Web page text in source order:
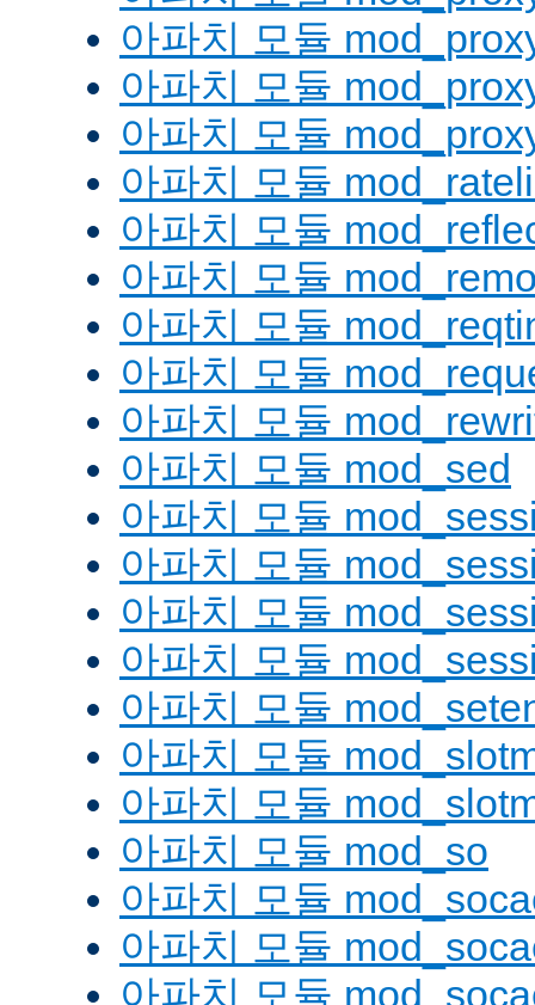
아파치 모듈
아파치 모듈
아파치 모듈
아파치 모듈
아파치 모듈
아파치 모듈
아파치 모듈
아파치 모듈
아파치 모듈
아파치 모듈 mod_sed
아파치 모듈
아파치 모듈
아파치 모듈
아파치 모듈
아파치 모듈
아파치 모듈
아파치 모듈
아파치 모듈 mod_so
아파치 모듈
아파치 모듈
아파치 모듈